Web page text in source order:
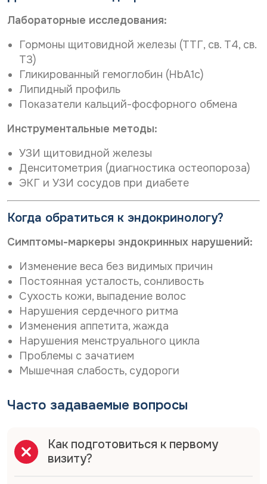
Лабораторные исследования:
Гормоны щитовидной железы (ТТГ, св. Т4, св.
Т3)
Гликированный гемоглобин (HbA1c)
Липидный профиль
Показатели кальций-фосфорного обмена
Инструментальные методы:
УЗИ щитовидной железы
Денситометрия (диагностика остеопороза)
ЭКГ и УЗИ сосудов при диабете
Когда обратиться к эндокринологу?
Симптомы-маркеры эндокринных нарушений:
Изменение веса без видимых причин
Постоянная усталость, сонливость
Сухость кожи, выпадение волос
Нарушения сердечного ритма
Изменения аппетита, жажда
Нарушения менструального цикла
Проблемы с зачатием
Мышечная слабость, судороги
Часто задаваемые вопросы
Как подготовиться к первому
визиту?